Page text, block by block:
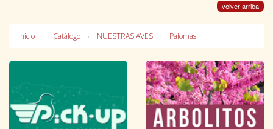
volver arriba
Inicio Catálogo NUESTRAS AVES Palomas